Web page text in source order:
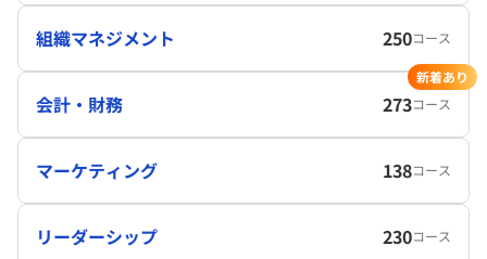
組織マネジメント 250コース
会計・財務 273コース
新着あり
マーケティング 138コース
リーダーシップ 230コース